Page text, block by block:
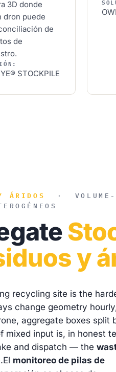
3D donde
dron puede
de
de
STOCKPILE
ÁRIDOS ·
y
recycling site is the
change geometry
aggregate boxes split
mixed input is, in honest
and dispatch — the
El monitoreo de pilas de